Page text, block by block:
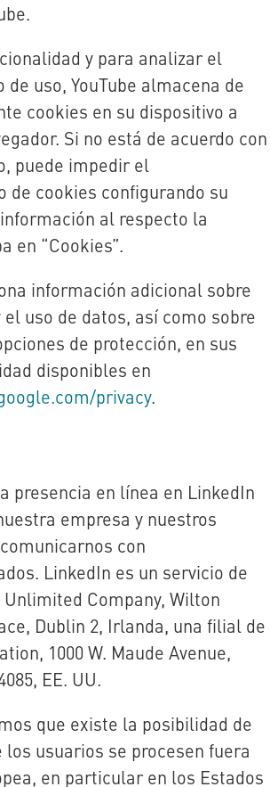
y para analizar el
uso, YouTube almacena de
cookies en su dispositivo a
Si no está de acuerdo con
puede impedir el
de cookies configurando su
al respecto la
en “Cookies”.
información adicional sobre
uso de datos, así como sobre
de protección, en sus
disponibles en
privacy.
presencia en línea en LinkedIn
empresa y nuestros
con
LinkedIn es un servicio de
Company, Wilton
Dublin 2, Irlanda, una filial de
1000 W. Maude Avenue,
EE. UU.
que existe la posibilidad de
los usuarios se procesen fuera
en particular en los Estados